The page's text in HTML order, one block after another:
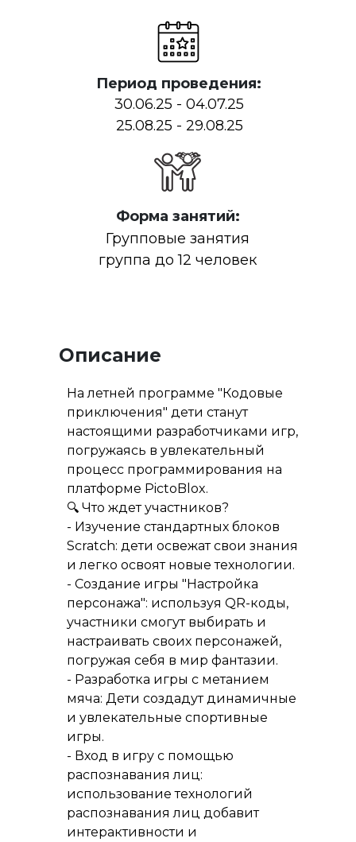
На летней программе "Кодовые
приключения" дети станут
настоящими разработчиками игр,
погружаясь в увлекательный
процесс программирования на
платформе PictoBlox.
🔍 Что ждет участников?
- Изучение стандартных блоков
Scratch: дети освежат свои знания
и легко освоят новые технологии.
- Создание игры "Настройка
персонажа": используя QR-коды,
участники смогут выбирать и
настраивать своих персонажей,
погружая себя в мир фантазии.
- Разработка игры с метанием
мяча: Дети создадут динамичные
и увлекательные спортивные
игры.
- Вход в игру с помощью
распознавания лиц:
использование технологий
распознавания лиц добавит
интерактивности и
Описание
Форма занятий:
Групповые занятия
группа до 12 человек
Период проведения:
30.06.25 - 04.07.25
25.08.25 - 29.08.25